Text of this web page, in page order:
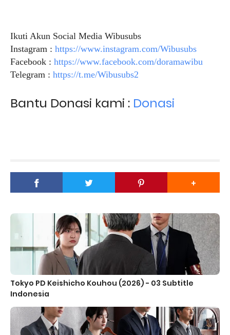
Ikuti Akun Social Media Wibusubs
Instagram : https://www.instagram.com/Wibusubs
Facebook : https://www.facebook.com/doramawibu
Telegram : https://t.me/Wibusubs2
Bantu Donasi kami : Donasi
Tokyo PD Keishicho Kouhou (2026) - 03 Subtitle
Indonesia